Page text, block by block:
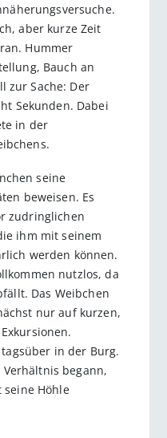
aber kurze Zeit
Hummer
Bauch an
zur Sache: Der
Sekunden. Dabei
in der
seine
beweisen. Es
zudringlichen
ihm mit seinem
werden können.
nutzlos, da
Das Weibchen
nur auf kurzen,
in der Burg.
begann,
seine Höhle